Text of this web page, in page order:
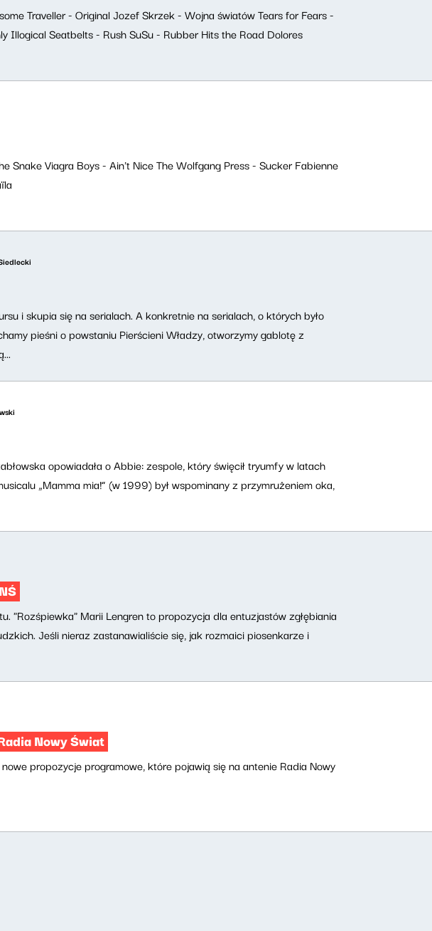
Traveller - Original Jozef Skrzek - Wojna światów Tears for Fears -
Illogical Seatbelts - Rush SuSu - Rubber Hits the Road Dolores
Snake Viagra Boys - Ain't Nice The Wolfgang Press - Sucker Fabienne
i skupia się na serialach. A konkretnie na serialach, o których było
pieśni o powstaniu Pierścieni Władzy, otworzymy gablotę z
opowiadała o Abbie: zespole, który święcił tryumfy w latach
„Mamma mia!” (w 1999) był wspominany z przymrużeniem oka,
"Rozśpiewka" Marii Lengren to propozycja dla entuzjastów zgłębiania
Jeśli nieraz zastanawialiście się, jak rozmaici piosenkarze i
Nowy Świat
propozycje programowe, które pojawią się na antenie Radia Nowy